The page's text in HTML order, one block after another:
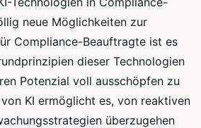
neue Möglichkeiten zur
Compliance-Beauftragte ist es
dieser Technologien
Potenzial voll ausschöpfen zu
KI ermöglicht es, von reaktiven
überzugehen